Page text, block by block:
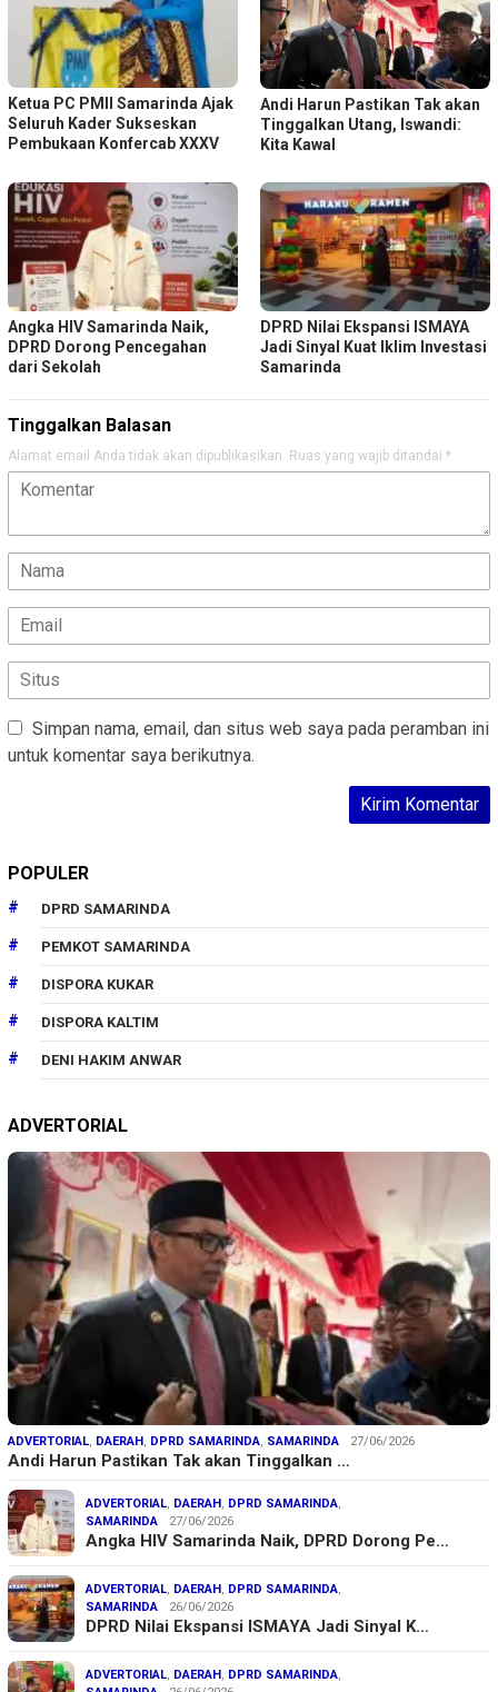
Ketua PC PMII Samarinda Ajak
Seluruh Kader Sukseskan
Pembukaan Konfercab XXXV
Andi Harun Pastikan Tak akan
Tinggalkan Utang, Iswandi:
Kita Kawal
Angka HIV Samarinda Naik,
DPRD Dorong Pencegahan
dari Sekolah
DPRD Nilai Ekspansi ISMAYA
Jadi Sinyal Kuat Iklim Investasi
Samarinda
Tinggalkan Balasan
Alamat email Anda tidak akan dipublikasikan. Ruas yang wajib ditandai *
Simpan nama, email, dan situs web saya pada peramban ini
untuk komentar saya berikutnya.
POPULER
DPRD SAMARINDA
PEMKOT SAMARINDA
DISPORA KUKAR
DISPORA KALTIM
DENI HAKIM ANWAR
ADVERTORIAL
ADVERTORIAL, DAERAH, DPRD SAMARINDA, SAMARINDA 27/06/2026
Andi Harun Pastikan Tak akan Tinggalkan …
ADVERTORIAL, DAERAH, DPRD SAMARINDA,
SAMARINDA
27/06/2026
Angka HIV Samarinda Naik, DPRD Dorong Pe…
ADVERTORIAL, DAERAH, DPRD SAMARINDA,
SAMARINDA
26/06/2026
DPRD Nilai Ekspansi ISMAYA Jadi Sinyal K…
ADVERTORIAL, DAERAH, DPRD SAMARINDA,